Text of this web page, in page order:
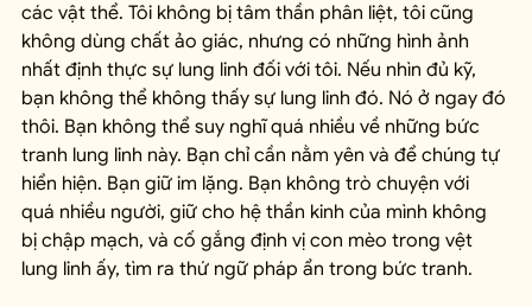
các vật thể. Tôi không bị tâm thần phân liệt, tôi cũng
không dùng chất ảo giác, nhưng có những hình ảnh
nhất định thực sự lung linh đối với tôi. Nếu nhìn đủ kỹ,
bạn không thể không thấy sự lung linh đó. Nó ở ngay đó
thôi. Bạn không thể suy nghĩ quá nhiều về những bức
tranh lung linh này. Bạn chỉ cần nằm yên và để chúng tự
hiển hiện. Bạn giữ im lặng. Bạn không trò chuyện với
quá nhiều người, giữ cho hệ thần kinh của mình không
bị chập mạch, và cố gắng định vị con mèo trong vệt
lung linh ấy, tìm ra thứ ngữ pháp ẩn trong bức tranh.